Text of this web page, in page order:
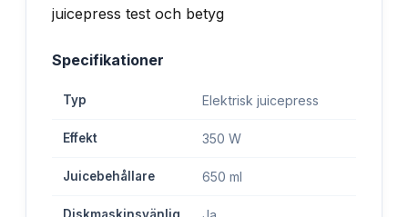
Specifikationer
Typ Elektrisk juicepress
Effekt 350 W
Juicebehållare 650 ml